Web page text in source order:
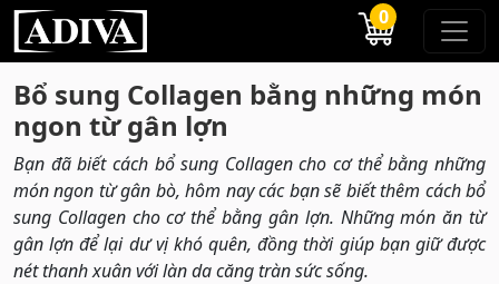
0
Bổ sung Collagen bằng những món
ngon từ gân lợn
Bạn đã biết cách bổ sung Collagen cho cơ thể bằng những
món ngon từ gân bò, hôm nay các bạn sẽ biết thêm cách bổ
sung Collagen cho cơ thể bằng gân lợn. Những món ăn từ
gân lợn để lại dư vị khó quên, đồng thời giúp bạn giữ được
nét thanh xuân với làn da căng tràn sức sống.